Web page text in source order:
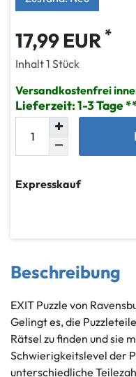
17,99 EUR *
Inhalt1 Stück
Versandkostenfrei
Lieferzeit: 1-3 Tage
Expresskauf
Beschreibung
EXIT Puzzle von
Gelingt es, die
Rätsel zu finden und sie
Schwierigkeitslevel der
unterschiedliche